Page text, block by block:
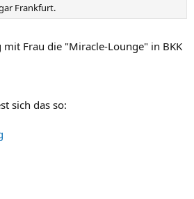
Frankfurt.
Frau die "Miracle-Lounge" in BKK
sich das so: